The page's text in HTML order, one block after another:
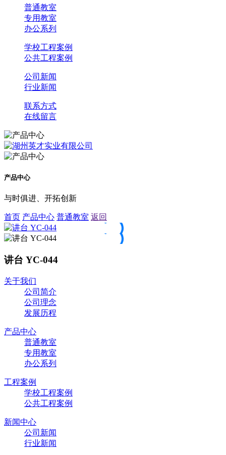
普通教室
专用教室
办公系列
学校工程案例
公共工程案例
公司新闻
行业新闻
联系方式
在线留言
产品中心
与时俱进、开拓创新
首页 产品中心 普通教室 返回
讲台 YC-044
关于我们
公司简介
公司理念
发展历程
产品中心
普通教室
专用教室
办公系列
工程案例
学校工程案例
公共工程案例
新闻中心
公司新闻
行业新闻